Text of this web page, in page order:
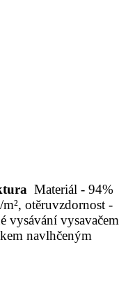
Materiál - 94%
otěruvzdornost -
vysávání vysavačem
navlhčeným